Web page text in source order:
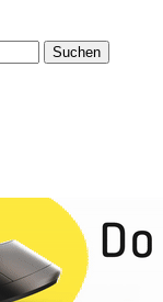
Suchen